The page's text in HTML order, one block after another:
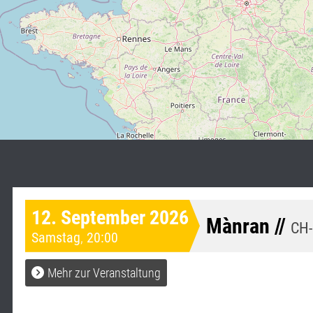
12. September 2026
Samstag, 20:00 Mànran //
Mehr zur Veranstaltung